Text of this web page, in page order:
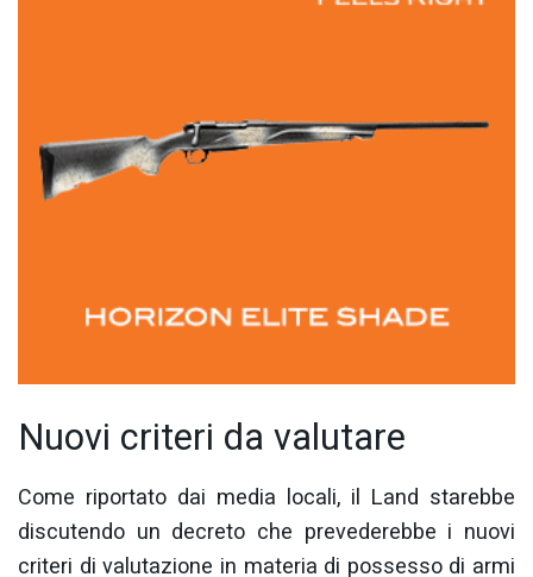
Nuovi criteri da valutare
Come riportato dai media locali, il Land starebbe
discutendo un decreto che prevederebbe i nuovi
criteri di valutazione in materia di possesso di armi